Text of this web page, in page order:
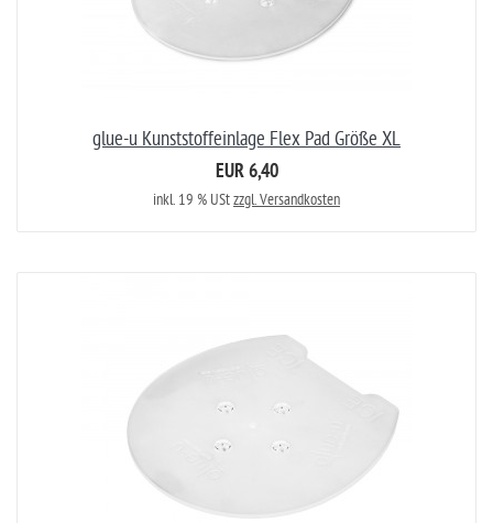
glue-u Kunststoffeinlage Flex Pad Größe XL
EUR 6,40
inkl. 19 % UStzzgl. Versandkosten